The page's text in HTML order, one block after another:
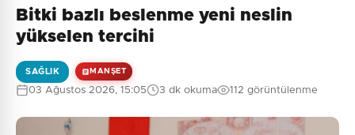
Bitki bazlı beslenme yeni neslin
yükselen tercihi
SAĞLIK MANŞET
03 Ağustos 2026, 15:05 3 dk okuma 112 görüntülenme